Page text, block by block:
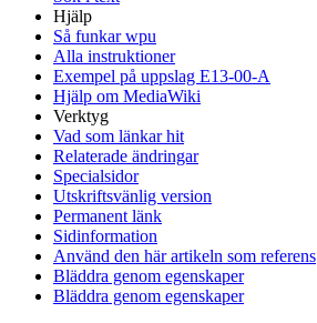
Hjälp
Så funkar wpu
Alla instruktioner
Exempel på uppslag E13-00-A
Hjälp om MediaWiki
Verktyg
Vad som länkar hit
Relaterade ändringar
Specialsidor
Utskriftsvänlig version
Permanent länk
Sidinformation
Använd den här artikeln som referens
Bläddra genom egenskaper
Bläddra genom egenskaper